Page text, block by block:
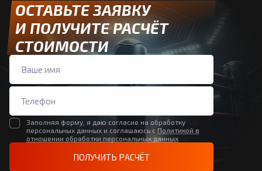
ОСТАВЬТЕ ЗАЯВКУ
И ПОЛУЧИТЕ РАСЧЁТ
СТОИМОСТИ
Заполняя форму, я даю согласие на обработку
персональных данных и соглашаюсь с Политикой в
отношении обработки персональных данных
ПОЛУЧИТЬ РАСЧЁТ